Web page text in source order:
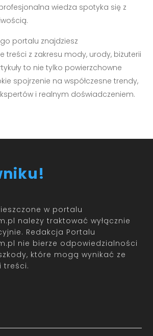
wiedza spotyka się z
portalu znajdziesz
treści z zakresu mody, urody, biżuterii
to nie tylko powierzchowne
spojrzenie na współczesne trendy,
i realnym doświadczeniem.
w portalu
należy traktować wyłącznie
Redakcja Portalu
nie bierze odpowiedzialności
które mogą wynikać ze
treści.